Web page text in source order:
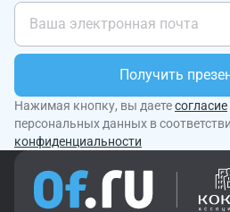
Получить
Нажимая кнопку, вы даетесогласие
персональных данных в
конфиденциальности